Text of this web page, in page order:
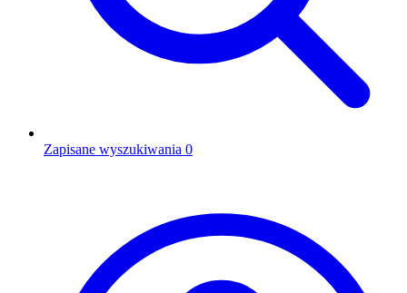
Zapisane wyszukiwania 0